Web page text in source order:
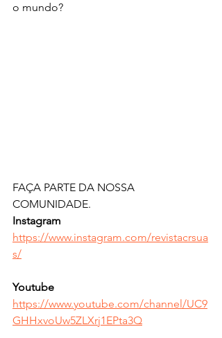
o mundo?
FAÇA PARTE DA NOSSA
COMUNIDADE.
Instagram
https://www.instagram.com/revistacrsua
s/
Youtube
https://www.youtube.com/channel/UC9
GHHxvoUw5ZLXrj1EPta3Q